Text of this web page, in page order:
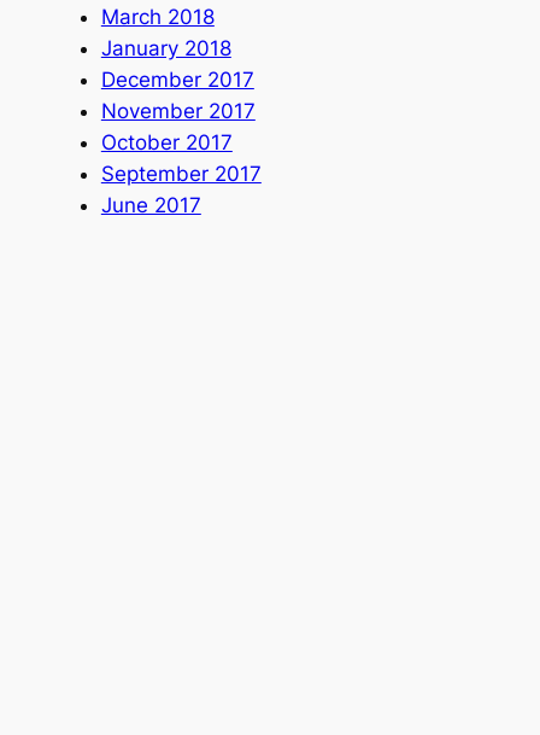
March 2018
January 2018
December 2017
November 2017
October 2017
September 2017
June 2017